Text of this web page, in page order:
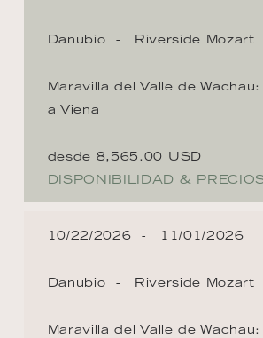
Danubio Riverside Mozart
Maravilla del Valle de
a Viena
desde 8,565.00 USD
DISPONIBILIDAD &
10/22/2026 11/01/2026
Danubio Riverside Mozart
Maravilla del Valle de